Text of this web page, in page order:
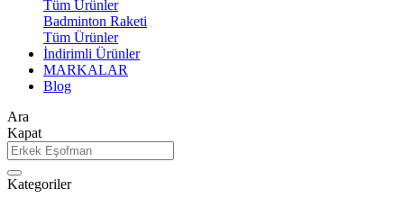
Tüm Ürünler
Badminton Raketi
Tüm Ürünler
İndirimli Ürünler
MARKALAR
Blog
Ara
Kapat
Kategoriler